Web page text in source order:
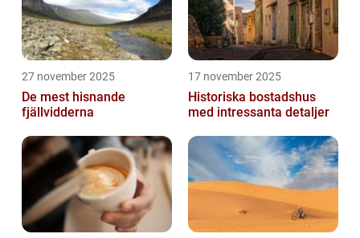
27 november 2025
De mest hisnande
fjällvidderna
17 november 2025
Historiska bostadshus
med intressanta detaljer